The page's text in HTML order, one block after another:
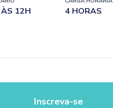
12H 4 HORAS
Inscreva-se